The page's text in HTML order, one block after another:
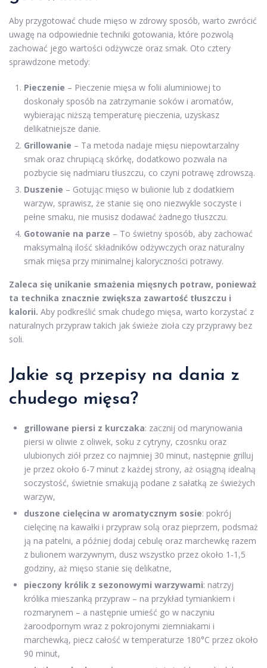
Aby przygotować chude mięso w zdrowy sposób, warto zwrócić
uwagę na odpowiednie techniki gotowania, które pozwolą
zachować jego wartości odżywcze oraz smak. Oto cztery
sprawdzone metody:
Pieczenie – Pieczenie mięsa w folii aluminiowej to
doskonały sposób na zatrzymanie soków i aromatów,
wybierając niższą temperaturę pieczenia, uzyskasz
delikatniejsze danie.
Grillowanie – Ta metoda nadaje mięsu niepowtarzalny
smak oraz chrupiącą skórkę, dodatkowo pozwala na
pozbycie się nadmiaru tłuszczu, co czyni potrawę zdrowszą.
Duszenie – Gotując mięso w bulionie lub z dodatkiem
warzyw, sprawisz, że stanie się ono niezwykle soczyste i
pełne smaku, nie musisz dodawać żadnego tłuszczu.
Gotowanie na parze – To świetny sposób, aby zachować
maksymalną ilość składników odżywczych oraz naturalny
smak mięsa przy minimalnej kaloryczności potrawy.
Zaleca się unikanie smażenia mięsnych potraw, ponieważ
ta technika znacznie zwiększa zawartość tłuszczu i
kalorii. Aby podkreślić smak chudego mięsa, warto korzystać z
naturalnych przypraw takich jak świeże zioła czy przyprawy bez
soli.
Jakie są przepisy na dania z
chudego mięsa?
grillowane piersi z kurczaka: zacznij od marynowania
piersi w oliwie z oliwek, soku z cytryny, czosnku oraz
ulubionych ziół przez co najmniej 30 minut, następnie grilluj
je przez około 6-7 minut z każdej strony, aż osiągną idealną
soczystość, świetnie smakują podane z sałatką ze świeżych
warzyw,
duszone cielęcina w aromatycznym sosie: pokrój
cielęcinę na kawałki i przypraw solą oraz pieprzem, podsmaż
ją na patelni, a później dodaj cebulę oraz marchewkę razem
z bulionem warzywnym, dusz wszystko przez około 1-1,5
godziny, aż mięso stanie się delikatne,
pieczony królik z sezonowymi warzywami: natrzyj
królika mieszanką przypraw – na przykład tymiankiem i
rozmarynem – a następnie umieść go w naczyniu
żaroodpornym wraz z pokrojonymi ziemniakami i
marchewką, piecz całość w temperaturze 180°C przez około
90 minut,